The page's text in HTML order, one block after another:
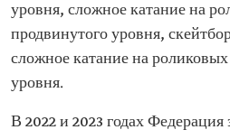
уровня, сложное катание на
продвинутого уровня,
сложное катание на роликовых
уровня.
В 2022 и 2023 годах Федерация